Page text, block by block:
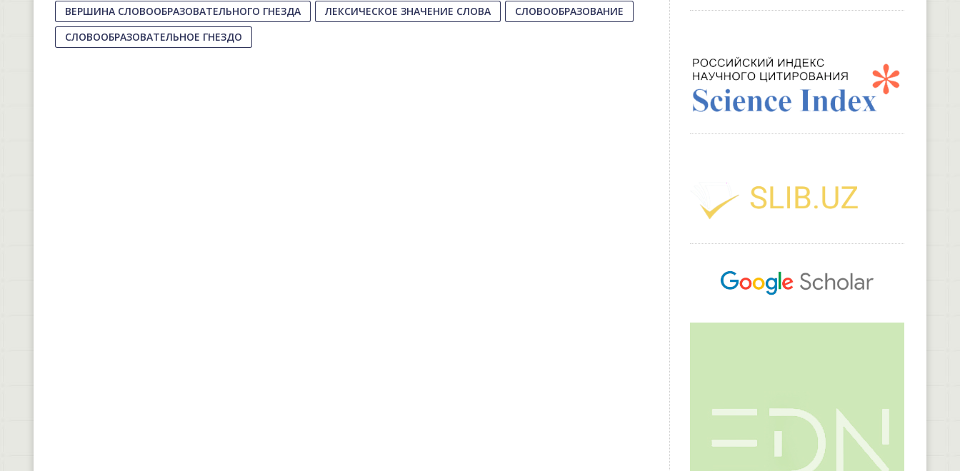
ВЕРШИНА СЛОВООБРАЗОВАТЕЛЬНОГО ГНЕЗДА ЛЕКСИЧЕСКОЕ ЗНАЧЕНИЕ СЛОВА
СЛОВООБРАЗОВАНИЕ
СЛОВООБРАЗОВАТЕЛЬНОЕ ГНЕЗДО